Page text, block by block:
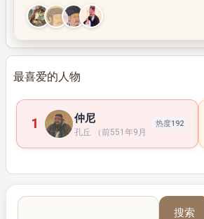
最喜爱的人物
1 仲尼
孔丘 （前551年9月28日 —前479
热度192
搜索